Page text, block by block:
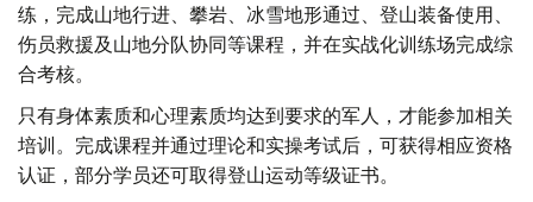
练，完成山地行进、攀岩、冰雪地形通过、登山装备使用、
伤员救援及山地分队协同等课程，并在实战化训练场完成综
合考核。
只有身体素质和心理素质均达到要求的军人，才能参加相关
培训。完成课程并通过理论和实操考试后，可获得相应资格
认证，部分学员还可取得登山运动等级证书。